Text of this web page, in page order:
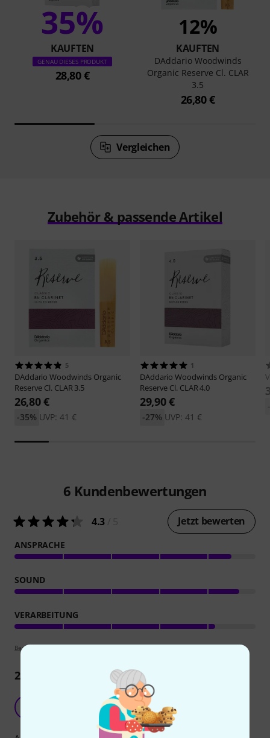
35%
KAUFTEN
GENAU DIESES PRODUKT
28,80 €
12%
KAUFTEN
DAddario Woodwinds
Organic Reserve Cl. CLAR
3.5
26,80 €
Vergleichen
Zubehör & passende Artikel
5
DAddario Woodwinds Organic
Reserve Cl. CLAR 3.5
26,80 €
UVP: 41 €
-35%
1
DAddario Woodwinds Organic
Reserve Cl. CLAR 4.0
29,90 €
UVP: 41 €
-27%
6 Kundenbewertungen
4.3 Jetzt bewerten
ANSPRACHE
SOUND
VERARBEITUNG
Bewertungsrichtlinien
2Rezensionen
Mameow 15.12.2025